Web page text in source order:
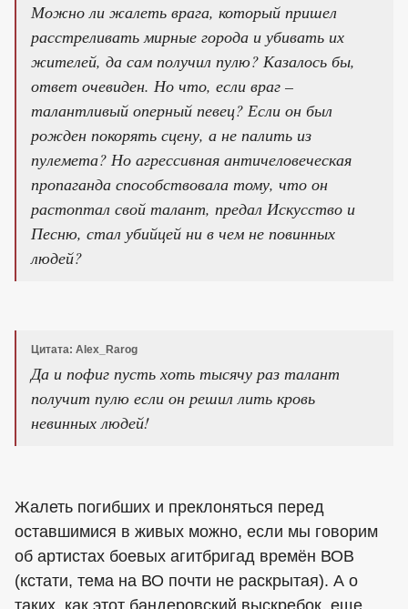
Можно ли жалеть врага, который пришел
расстреливать мирные города и убивать их
жителей, да сам получил пулю? Казалось бы,
ответ очевиден. Но что, если враг –
талантливый оперный певец? Если он был
рожден покорять сцену, а не палить из
пулемета? Но агрессивная античеловеческая
пропаганда способствовала тому, что он
растоптал свой талант, предал Искусство и
Песню, стал убийцей ни в чем не повинных
людей?
Цитата: Alex_Rarog
Да и пофиг пусть хоть тысячу раз талант
получит пулю если он решил лить кровь
невинных людей!
Жалеть погибших и преклоняться перед
оставшимися в живых можно, если мы говорим
об артистах боевых агитбригад времён ВОВ
(кстати, тема на ВО почти не раскрытая). А о